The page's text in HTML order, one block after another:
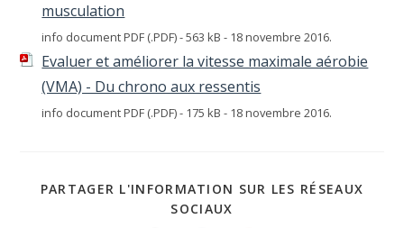
musculation
info document PDF (.PDF) - 563 kB - 18 novembre 2016.
Evaluer et améliorer la vitesse maximale aérobie
(VMA) - Du chrono aux ressentis
info document PDF (.PDF) - 175 kB - 18 novembre 2016.
PARTAGER L'INFORMATION SUR LES RÉSEAUX
SOCIAUX